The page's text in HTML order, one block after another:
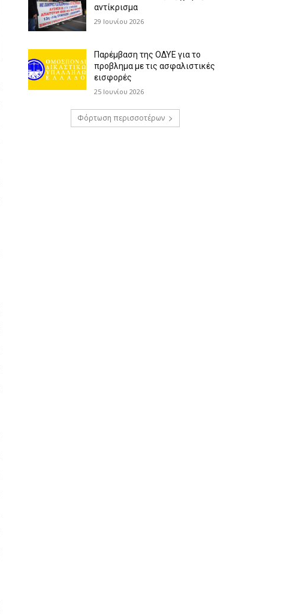
αντίκρισμα
29 Ιουνίου 2026
Παρέμβαση της ΟΔΥΕ για το
προβλημα με τις ασφαλιστικές
εισφορές
25 Ιουνίου 2026
Φόρτωση περισσοτέρων